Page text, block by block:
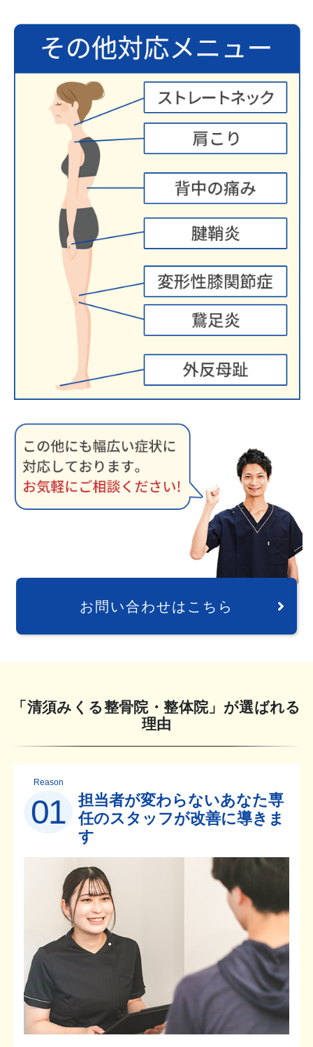
お問い合わせはこちら
「清須みくる整骨院・整体院」が選ばれる
理由
Reason
01
担当者が変わらないあなた専
任のスタッフが改善に導きま
す